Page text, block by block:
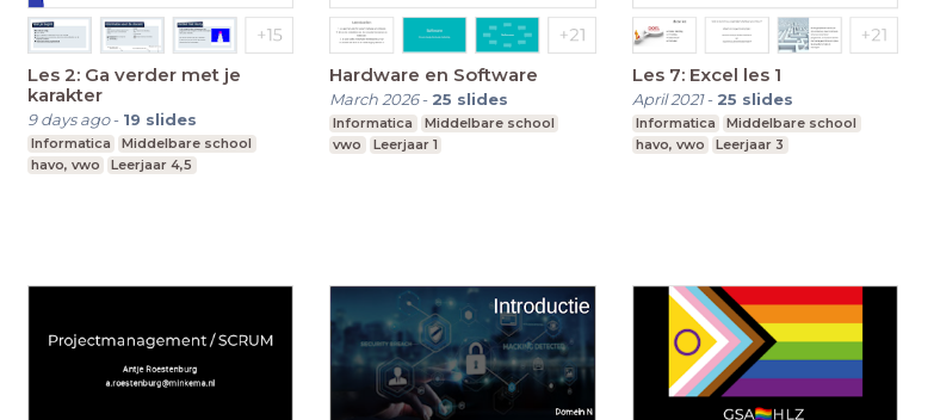
Les 2: Ga verder met je
karakter
9 days ago- 19 slides
Informatica
Middelbare school
havo, vwo
Leerjaar 4,5
Hardware en Software
March 2026- 25 slides
Informatica
Middelbare school
vwo
Leerjaar 1
Les 7: Excel les 1
April 2021- 25 slides
Informatica
Middelbare school
havo, vwo
Leerjaar 3